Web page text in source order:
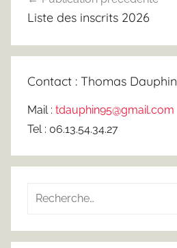
deListe des inscrits 2026
Contact : Thomas Dauphin
Mail : tdauphin95@gmail.com
Tel : 06.13.54.34.27
Recherche
: